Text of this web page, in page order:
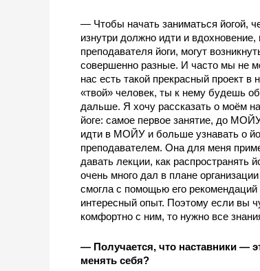
— Чтобы начать заниматься йогой,
изнутри должно идти и
преподавателя йоги, могут
совершенно разные. И часто мы не
нас есть такой прекрасный проект
«твой» человек, ты к нему будешь
дальше. Я хочу рассказать о моём
йоге: самое первое занятие, до
идти в МОЙУ и больше узнавать о
преподавателем. Она для меня
давать лекции, как
очень много дал в плане
смогла с помощью его
интересный опыт. Поэтому если вы
комфортно с ним, то нужно все
— Получается, что наставники —
менять себя?